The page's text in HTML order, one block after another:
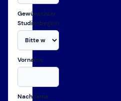
Gewünschter
Studienbeginn
Vorname
Nachname